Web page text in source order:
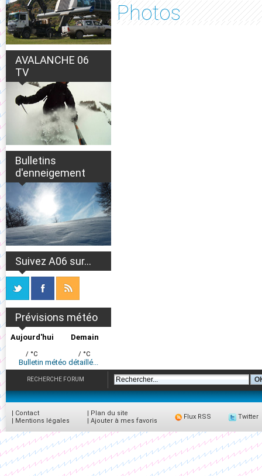
AVALANCHE 06
TV
Bulletins
d'enneigement
Suivez A06 sur...
Prévisions météo
Aujourd'hui
/ °C
Demain
/ °C
Bulletin météo détaillé...
Photos
RECHERCHE FORUM
| Contact
| Mentions légales
| Plan du site
| Ajouter à mes favoris
Flux RSS Twitter